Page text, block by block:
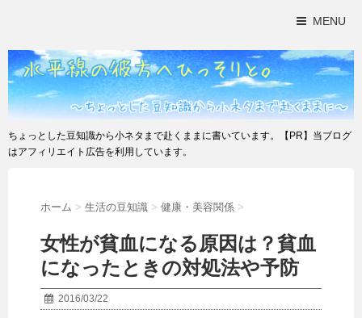
MENU
ちょっとした豆知識から小ネタまで赴くままに書いています。【PR】当ブログ
はアフィリエイト広告を利用しています。
ホーム > 生活の豆知識 > 健康・美容関係 >
女性が貧血になる原因は？貧血
になったときの対処法や予防
2016/03/22